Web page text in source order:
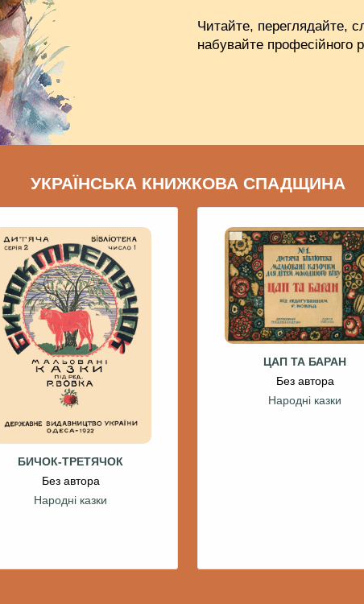
Читайте, переглядайте,
набувайте професійного
УКРАЇНСЬКА КНИЖКОВА СПАДЩИНА
БИЧОК-ТРЕТЯЧОК
Без автора
Народні казки
ЦАП ТА БАРАН
Без автора
Народні казки